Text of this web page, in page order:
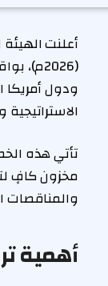
أعلنت
ودول أمريكا
الاستراتيجية
تأتي هذه
مخزون كافٍ
والمناقصات
أهمية